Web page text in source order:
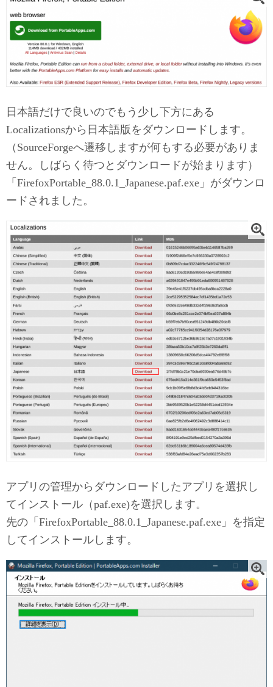
日本語だけで良いのでもう少し下方にある
Localizationsから日本語版をダウンロードします。
（SourceForgeへ遷移しますが何もする必要がありま
せん。しばらく待つとダウンロードが始まります）
「FirefoxPortable_88.0.1_Japanese.paf.exe」がダウンロ
ードされました。
アプリの管理からダウンロードしたアプリを選択し
てインストール（paf.exe)を選択します。
先の「FirefoxPortable_88.0.1_Japanese.paf.exe」を指定
してインストールします。